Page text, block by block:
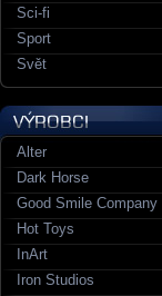
Sci-fi
Sport
Svět
Alter
Dark Horse
Good Smile Company
Hot Toys
InArt
Iron Studios